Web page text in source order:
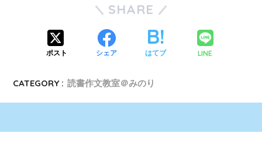
SHARE
ポスト シェア はてブ LINE
CATEGORY : 読書作文教室＠みのり